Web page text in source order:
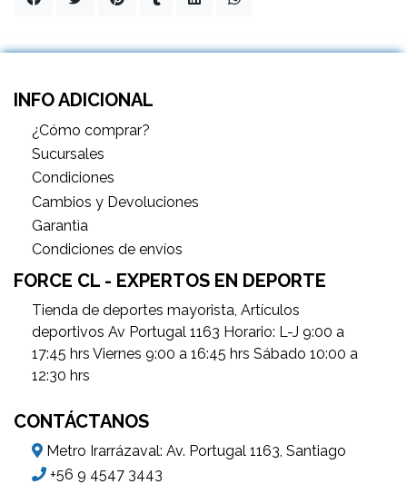
INFO ADICIONAL
¿Cómo comprar?
Sucursales
Condiciones
Cambios y Devoluciones
Garantìa
Condiciones de envíos
FORCE CL - EXPERTOS EN DEPORTE
Tienda de deportes mayorista, Artículos
deportivos Av Portugal 1163 Horario: L-J 9:00 a
17:45 hrs Viernes 9:00 a 16:45 hrs Sábado 10:00 a
12:30 hrs
CONTÁCTANOS
Metro Irarrázaval: Av. Portugal 1163, Santiago
+56 9 4547 3443